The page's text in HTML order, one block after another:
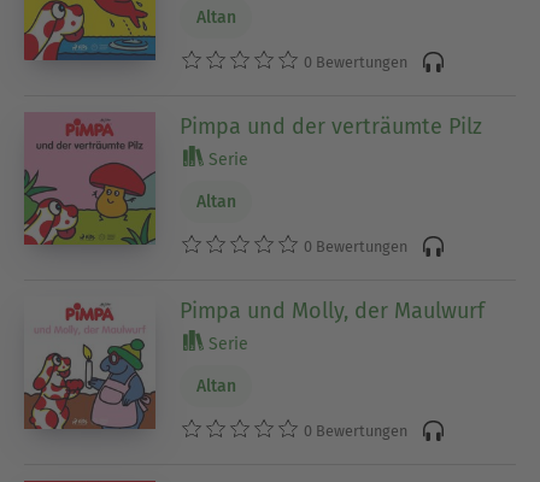
Altan
0 Bewertungen
Pimpa und der verträumte Pilz
Serie
Altan
0 Bewertungen
Pimpa und Molly, der Maulwurf
Serie
Altan
0 Bewertungen